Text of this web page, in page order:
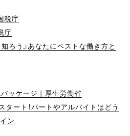
税庁
庁
ろう』あなたにベストな働き方と
ッケージ｜厚生労働省
タート！パートやアルバイトはどう
ン